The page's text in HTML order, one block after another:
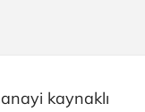
kaynaklı